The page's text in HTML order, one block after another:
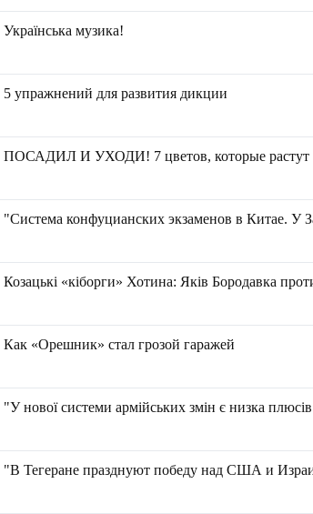
Українська музика!
5 упражнений для развития дикции
ПОСАДИЛ И УХОДИ! 7 цветов, которые растут
"Система конфуцианских экзаменов в Китае. У
Козацькі «кіборги» Хотина: Яків Бородавка
Как «Орешник» стал грозой гаражей
"У нової системи армійських змін є низка
"В Тегеране празднуют победу над США и